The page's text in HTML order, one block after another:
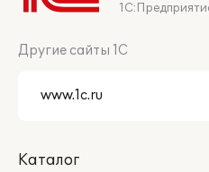
Другие сайты 1С
Каталог